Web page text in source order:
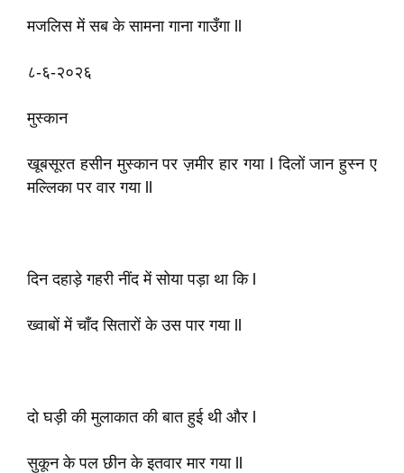
मजलिस में सब के सामना गाना गाउँगा ll
८-६-२०२६
मुस्कान
खूबसूरत हसीन मुस्कान पर ज़मीर हार गया l दिलों जान हुस्न ए
मल्लिका पर वार गया ll
दिन दहाड़े गहरी नींद में सोया पड़ा था कि l
ख्वाबों में चाँद सितारों के उस पार गया ll
दो घड़ी की मुलाकात की बात हुई थी और l
सुकून के पल छीन के इतवार मार गया ll